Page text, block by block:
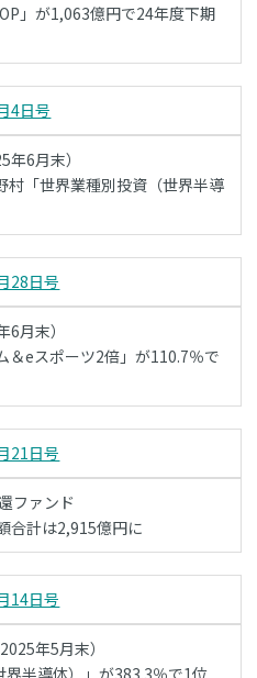
」が1,063億円で24年度下期
4日号
6月末）
「世界業種別投資（世界半導
28日号
月末）
＆eスポーツ2倍」が110.7％で
21日号
ファンド
合計は2,915億円に
14日号
年5月末）
半導体）」が383.3％で1位